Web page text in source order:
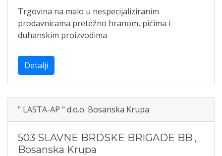
Trgovina na malo u nespecijaliziranim
prodavnicama pretežno hranom, pićima i
duhanskim proizvodima
Detalji
" LASTA-AP " d.o.o. Bosanska Krupa
503 SLAVNE BRDSKE BRIGADE BB ,
Bosanska Krupa